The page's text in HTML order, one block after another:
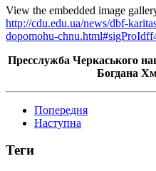
View the embedded image
http://cdu.edu.ua/news/dbf-
dopomohu-
Пресслужба Черкаського
Богдана
Попередня
Наступна
Теги